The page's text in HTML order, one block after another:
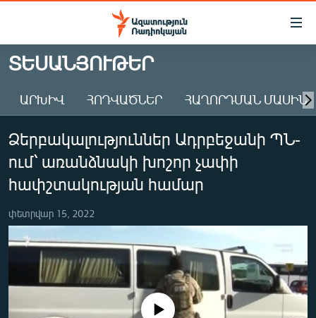
Մատչելիության
Անցնել
հիմնական
Անցնել
հիմնական
մենյուին
Որոնում
ԱԶԱՏՈՒԹՅՈՒՆ TV
ՀԱՅԱՍՏԱՆ
ԸՆՏՐՈՒԹՅՈՒՆՆԵՐ 2026
ԻՐԱՎՈՒՆՔ
ՏՆՏԵՍՈՒԹՅՈՒՆ
ՂԱՐԱԲԱՂ
ՊԱՏԵՐԱԶՄԻ 6 ՇԱԲԱԹՆԵՐԸ
ՏԵՍԱՆՅՈՒԹԵՐ
ԱՐԽԻՎ ՀՈԴՎԱԾՆԵՐ ՀԱՂՈՐԴՄԱՆ ՄԱՍԻՆ
Ձերբակալություններ Ադրբեջանի ՊՆ-
ում՝ առանձնակի խոշոր չափի
հափշտակության համար
փետրվար 15, 2022
No media source currently available